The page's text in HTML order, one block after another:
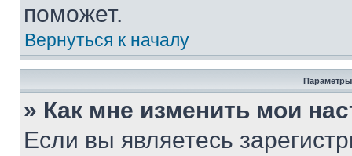
поможет.
Вернуться к началу
Параметры
» Как мне изменить мои
Если вы являетесь